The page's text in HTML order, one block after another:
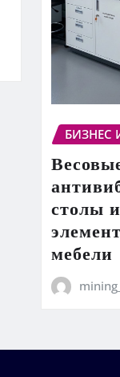
БИЗНЕС
столы
мебели